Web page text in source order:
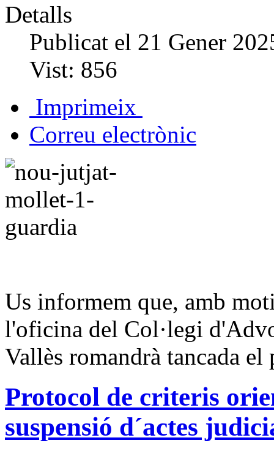
Detalls
Publicat el 21 Gener
Vist: 856
Imprimeix
Correu electrònic
Us informem que, amb
l'oficina del Col·legi
Vallès romandrà tancada el
Protocol de criteris
suspensió d´actes